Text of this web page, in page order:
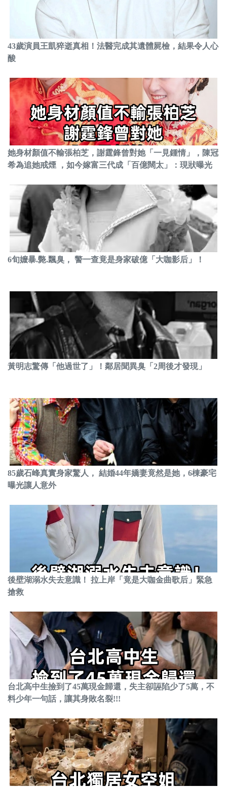
43歲演員王凱猝逝真相！法醫完成其遺體屍檢，結果令人心
酸
她身材顏值不輸張柏芝，謝霆鋒曾對她「一見鍾情」，陳冠
希為追她戒煙 ，如今嫁富三代成「百億闊太」：現狀曝光
6旬嬤暴.斃.飄臭， 警一查竟是身家破億「大咖影后」！
黃明志驚傳「他過世了」！鄰居聞異臭「2周後才發現」
85歲石峰真實身家驚人， 結婚44年嬌妻竟然是她，6棟豪宅
曝光讓人意外
後壁湖溺水失去意識！ 拉上岸「竟是大咖金曲歌后」緊急
搶救
台北高中生撿到了45萬現金歸還，失主卻誣陷少了5萬，不
料少年一句話，讓其身敗名裂!!!